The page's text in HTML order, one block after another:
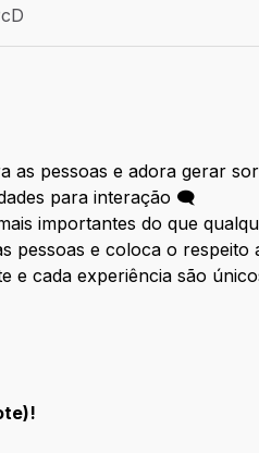
as pessoas e adora gerar
para interação 🗨
importantes do que
pessoas e coloca o respeito
e cada experiência são